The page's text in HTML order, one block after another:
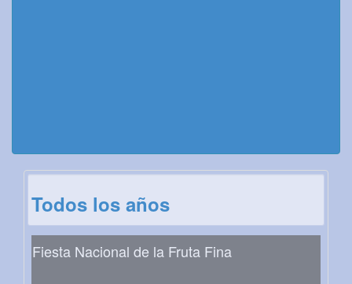
Todos los años
Fiesta Nacional de la Fruta Fina